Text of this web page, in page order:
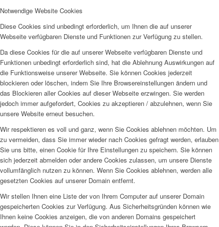
Notwendige Website Cookies
Diese Cookies sind unbedingt erforderlich, um Ihnen die auf unserer
Webseite verfügbaren Dienste und Funktionen zur Verfügung zu stellen.
Da diese Cookies für die auf unserer Webseite verfügbaren Dienste und
Funktionen unbedingt erforderlich sind, hat die Ablehnung Auswirkungen auf
die Funktionsweise unserer Webseite. Sie können Cookies jederzeit
blockieren oder löschen, indem Sie Ihre Browsereinstellungen ändern und
das Blockieren aller Cookies auf dieser Webseite erzwingen. Sie werden
jedoch immer aufgefordert, Cookies zu akzeptieren / abzulehnen, wenn Sie
unsere Website erneut besuchen.
Wir respektieren es voll und ganz, wenn Sie Cookies ablehnen möchten. Um
zu vermeiden, dass Sie immer wieder nach Cookies gefragt werden, erlauben
Sie uns bitte, einen Cookie für Ihre Einstellungen zu speichern. Sie können
sich jederzeit abmelden oder andere Cookies zulassen, um unsere Dienste
vollumfänglich nutzen zu können. Wenn Sie Cookies ablehnen, werden alle
gesetzten Cookies auf unserer Domain entfernt.
Wir stellen Ihnen eine Liste der von Ihrem Computer auf unserer Domain
gespeicherten Cookies zur Verfügung. Aus Sicherheitsgründen können wie
Ihnen keine Cookies anzeigen, die von anderen Domains gespeichert